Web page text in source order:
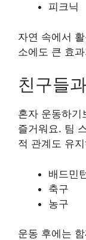
피크닉
자연 속에서
소에도 큰 효
친구들
혼자 운동하기
즐거워요. 팀
적 관계도 유
배드민
축구
농구
운동 후에는